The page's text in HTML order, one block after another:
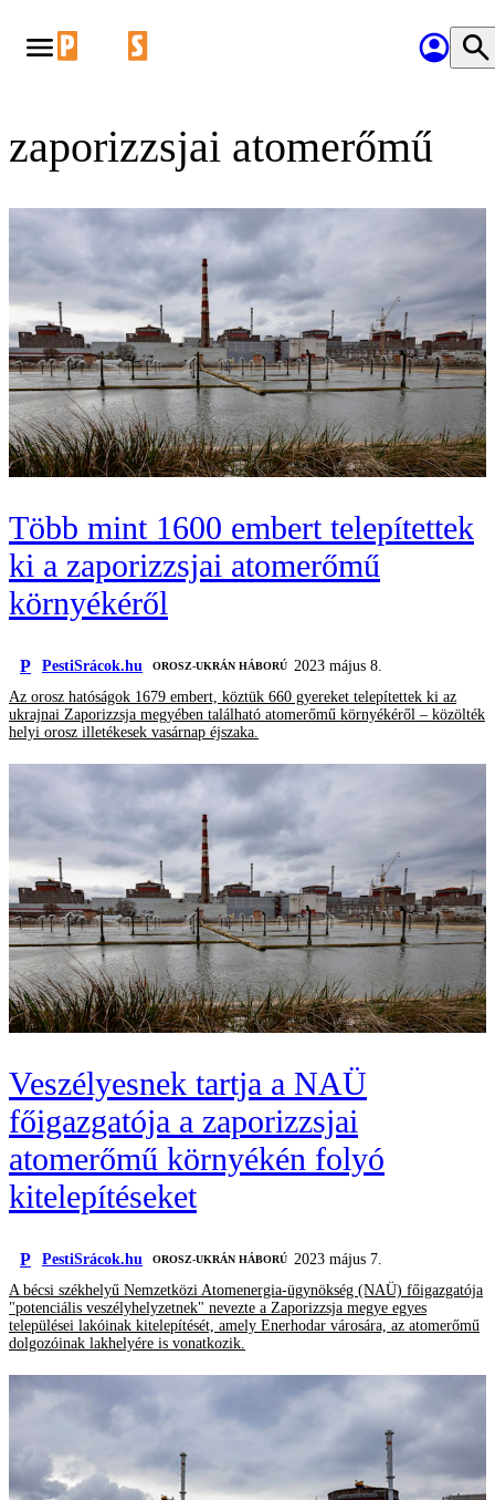
zaporizzsjai atomerőmű
Több mint 1600 embert telepítettek
ki a zaporizzsjai atomerőmű
környékéről
P PestiSrácok.hu ‎ OROSZ-UKRÁN HÁBORÚ 2023 május 8.
Az orosz hatóságok 1679 embert, köztük 660 gyereket telepítettek ki az
ukrajnai Zaporizzsja megyében található atomerőmű környékéről – közölték
helyi orosz illetékesek vasárnap éjszaka.
Veszélyesnek tartja a NAÜ
főigazgatója a zaporizzsjai
atomerőmű környékén folyó
kitelepítéseket
P PestiSrácok.hu ‎ OROSZ-UKRÁN HÁBORÚ 2023 május 7.
A bécsi székhelyű Nemzetközi Atomenergia-ügynökség (NAÜ) főigazgatója
"potenciális veszélyhelyzetnek" nevezte a Zaporizzsja megye egyes
települései lakóinak kitelepítését, amely Enerhodar városára, az atomerőmű
dolgozóinak lakhelyére is vonatkozik.